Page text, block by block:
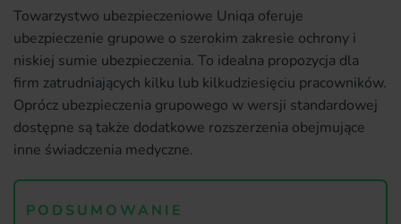
Towarzystwo ubezpieczeniowe Uniqa oferuje
ubezpieczenie grupowe o szerokim zakresie ochrony i
niskiej sumie ubezpieczenia. To idealna propozycja dla
firm zatrudniających kilku lub kilkudziesięciu pracowników.
Oprócz ubezpieczenia grupowego w wersji standardowej
dostępne są także dodatkowe rozszerzenia obejmujące
inne świadczenia medyczne.
PODSUMOWANIE